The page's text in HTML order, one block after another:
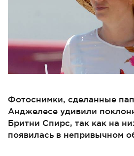
Фотоснимки, сделанные
Анджелесе удивили
Бритни Спирс, так как на
появилась в непривычном